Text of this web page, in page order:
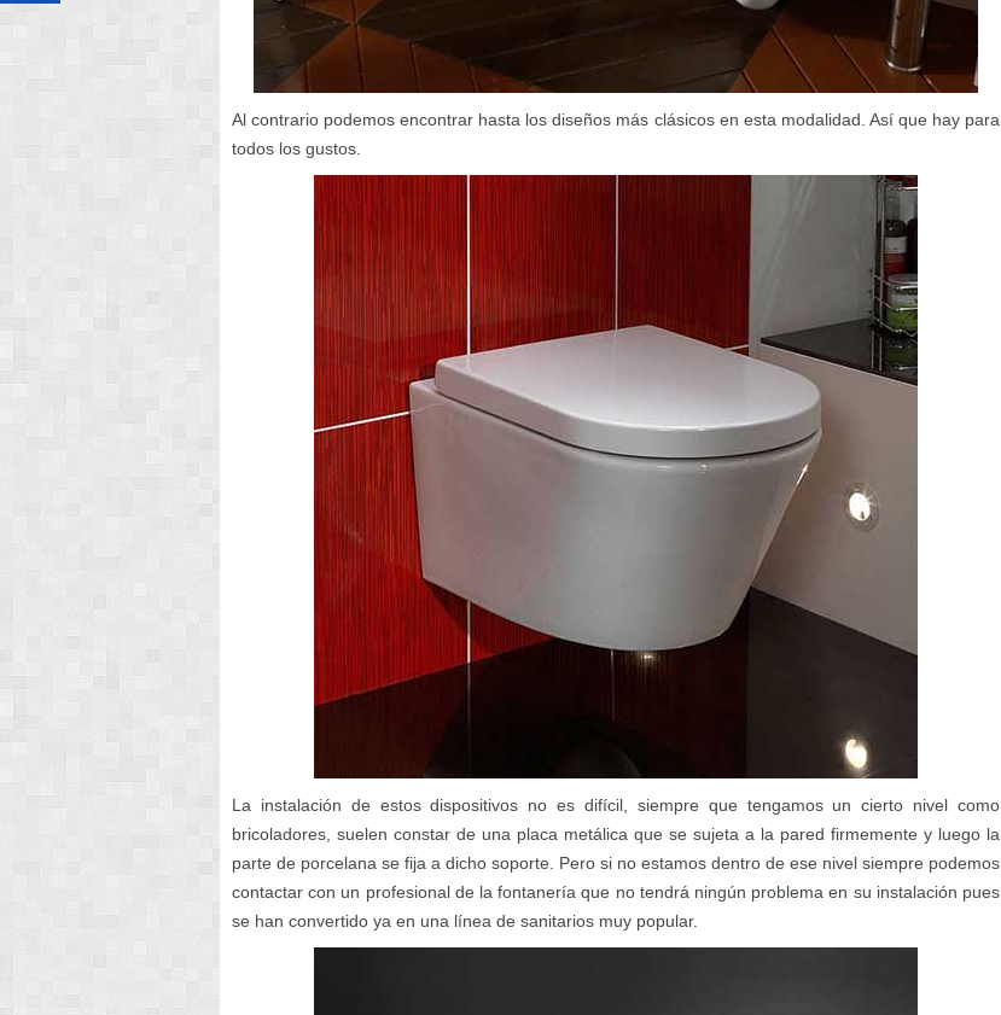
Al contrario podemos encontrar hasta los diseños más clásicos en esta modalidad. Así que hay para
todos los gustos.
La instalación de estos dispositivos no es difícil, siempre que tengamos un cierto nivel como
bricoladores, suelen constar de una placa metálica que se sujeta a la pared firmemente y luego la
parte de porcelana se fija a dicho soporte. Pero si no estamos dentro de ese nivel siempre podemos
contactar con un profesional de la fontanería que no tendrá ningún problema en su instalación pues
se han convertido ya en una línea de sanitarios muy popular.